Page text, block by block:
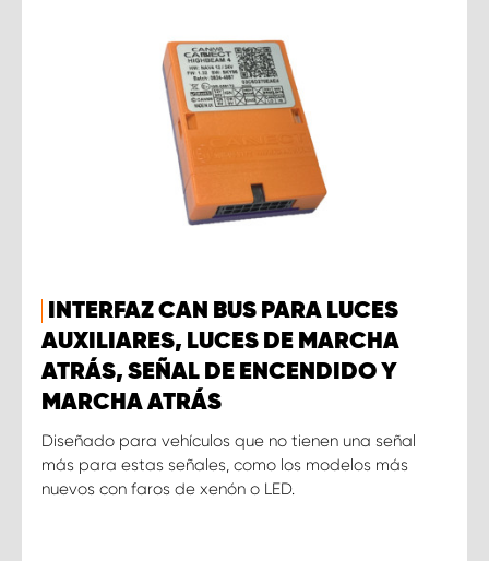
INTERFAZ CAN BUS PARA LUCES
AUXILIARES, LUCES DE MARCHA
ATRÁS, SEÑAL DE ENCENDIDO Y
MARCHA ATRÁS
Diseñado para vehículos que no tienen una señal
más para estas señales, como los modelos más
nuevos con faros de xenón o LED.